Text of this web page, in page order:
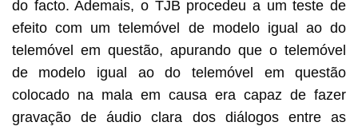
do facto. Ademais, o TJB procedeu a um teste de
efeito com um telemóvel de modelo igual ao do
telemóvel em questão, apurando que o telemóvel
de modelo igual ao do telemóvel em questão
colocado na mala em causa era capaz de fazer
gravação de áudio clara dos diálogos entre as